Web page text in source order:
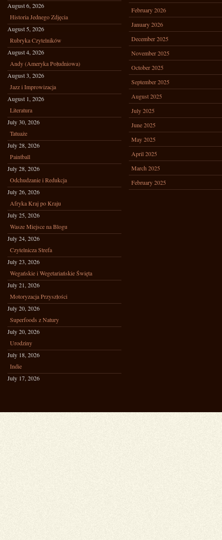
August 6, 2026
Historia Jednego Zdjęcia
August 5, 2026
Rubryka Czytelników
August 4, 2026
Andy (Ameryka Południowa)
August 3, 2026
Jazz i Improwizacja
August 1, 2026
Literatura
July 30, 2026
Tatuaże
July 28, 2026
Paintball
July 28, 2026
Odchudzanie i Redukcja
July 26, 2026
Afryka Kraj po Kraju
July 25, 2026
Wasze Miejsce na Blogu
July 24, 2026
Czytelnicza Strefa
July 23, 2026
Wegańskie i Wegetariańskie Święta
July 21, 2026
Motoryzacja Przyszłości
July 20, 2026
Superfoods z Natury
July 20, 2026
Urodziny
July 18, 2026
Indie
July 17, 2026
February 2026
January 2026
December 2025
November 2025
October 2025
September 2025
August 2025
July 2025
June 2025
May 2025
April 2025
March 2025
February 2025